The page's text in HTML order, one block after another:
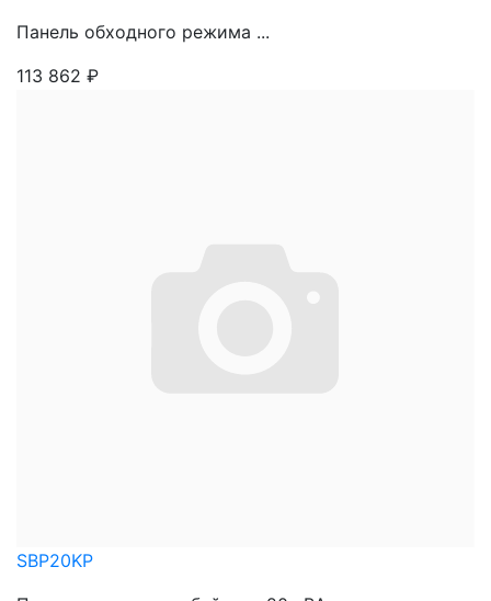
Панель обходного режима ...
113 862 ₽
SBP20KP